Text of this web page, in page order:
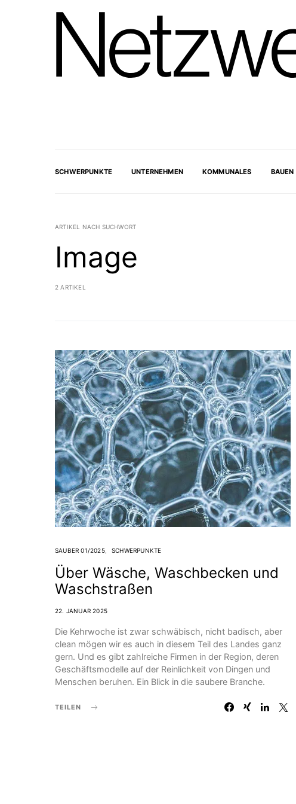
SCHWERPUNKTE UNTERNEHMEN KOMMUNALES BAUEN
ARTIKEL NACH SUCHWORT
Image
2 ARTIKEL
SAUBER 01/2025 SCHWERPUNKTE
Über Wäsche, Waschbecken und
Waschstraßen
22. JANUAR 2025
Die Kehrwoche ist zwar schwäbisch, nicht badisch, aber
clean mögen wir es auch in diesem Teil des Landes ganz
gern. Und es gibt zahlreiche Firmen in der Region, deren
Geschäftsmodelle auf der Reinlichkeit von Dingen und
Menschen beruhen. Ein Blick in die saubere Branche.
TEILEN